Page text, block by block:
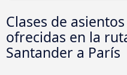
Clases de
ofrecidas en la
Santander a París